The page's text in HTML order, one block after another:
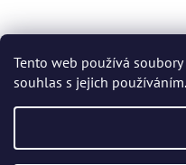
Tento web používá
souhlas s jejich používáním.